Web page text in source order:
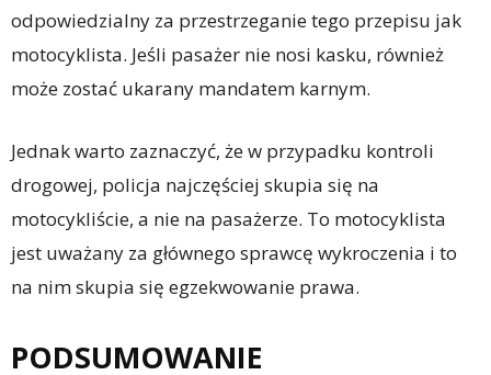
odpowiedzialny za przestrzeganie tego przepisu jak
motocyklista. Jeśli pasażer nie nosi kasku, również
może zostać ukarany mandatem karnym.
Jednak warto zaznaczyć, że w przypadku kontroli
drogowej, policja najczęściej skupia się na
motocykliście, a nie na pasażerze. To motocyklista
jest uważany za głównego sprawcę wykroczenia i to
na nim skupia się egzekwowanie prawa.
PODSUMOWANIE